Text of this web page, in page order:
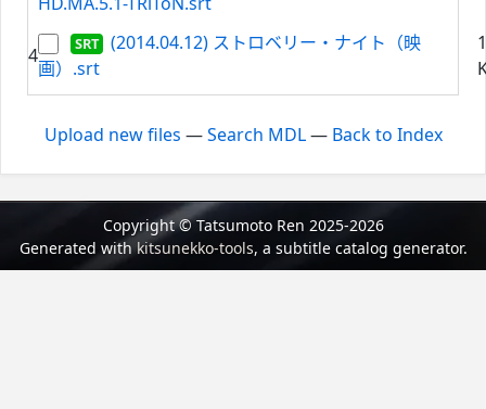
4
(2014.04.12) ストロベリー・ナイト（映
画）.srt
Upload new files —Search MDL— Back to Index
Copyright © Tatsumoto Ren 2025-2026
Generated withkitsunekko-tools, a subtitle catalog generator.